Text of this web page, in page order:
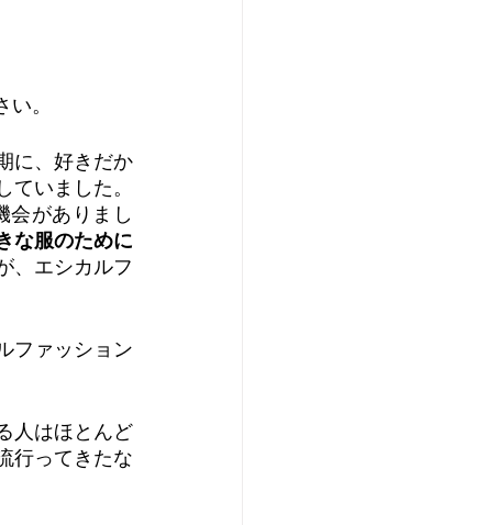
。
に、好きだか
いました。
会がありまし
な服のために
、エシカルフ
ファッション
人はほとんど
行ってきたな